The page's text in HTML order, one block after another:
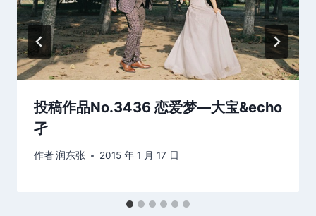
投稿作品No.3436 恋爱梦—大宝&echo
孑
作者润东张 2015 年 1 月 17 日